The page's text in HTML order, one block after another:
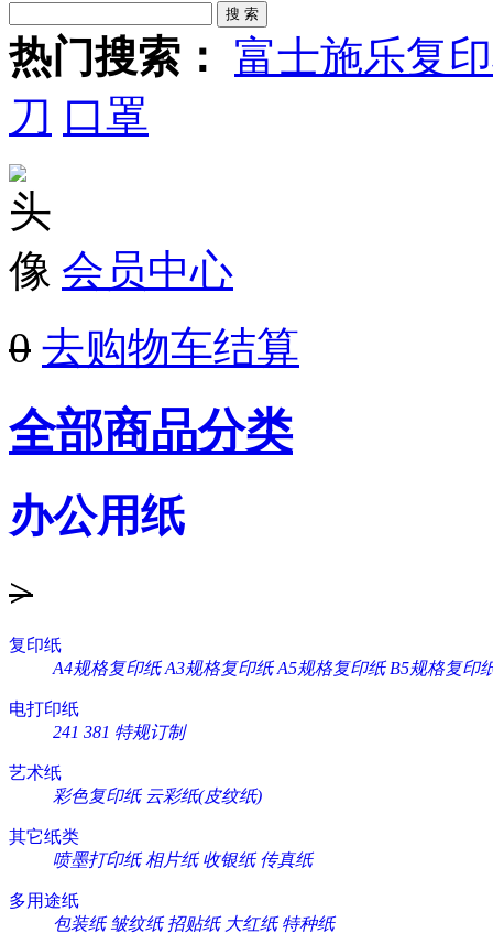
热门搜索：
富士施乐复
刀 口罩
会员中心
0 去购物车结算
全部商品分类
办公用纸
>
复印纸
A4规格复印纸 A3规格复印纸 A5规格复印纸 B5规格复印
电打印纸
241 381 特规订制
艺术纸
彩色复印纸 云彩纸(皮纹纸)
其它纸类
喷墨打印纸 相片纸 收银纸 传真纸
多用途纸
包装纸 皱纹纸 招贴纸 大红纸 特种纸